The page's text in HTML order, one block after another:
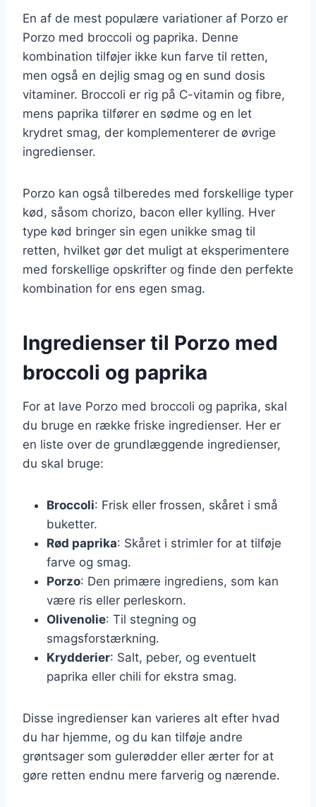
En af de mest populære variationer af Porzo er
Porzo med broccoli og paprika. Denne
kombination tilføjer ikke kun farve til retten,
men også en dejlig smag og en sund dosis
vitaminer. Broccoli er rig på C-vitamin og fibre,
mens paprika tilfører en sødme og en let
krydret smag, der komplementerer de øvrige
ingredienser.
Porzo kan også tilberedes med forskellige typer
kød, såsom chorizo, bacon eller kylling. Hver
type kød bringer sin egen unikke smag til
retten, hvilket gør det muligt at eksperimentere
med forskellige opskrifter og finde den perfekte
kombination for ens egen smag.
Ingredienser til Porzo med
broccoli og paprika
For at lave Porzo med broccoli og paprika, skal
du bruge en række friske ingredienser. Her er
en liste over de grundlæggende ingredienser,
du skal bruge:
Broccoli: Frisk eller frossen, skåret i små
buketter.
Rød paprika: Skåret i strimler for at tilføje
farve og smag.
Porzo: Den primære ingrediens, som kan
være ris eller perleskorn.
Olivenolie: Til stegning og
smagsforstærkning.
Krydderier: Salt, peber, og eventuelt
paprika eller chili for ekstra smag.
Disse ingredienser kan varieres alt efter hvad
du har hjemme, og du kan tilføje andre
grøntsager som gulerødder eller ærter for at
gøre retten endnu mere farverig og nærende.